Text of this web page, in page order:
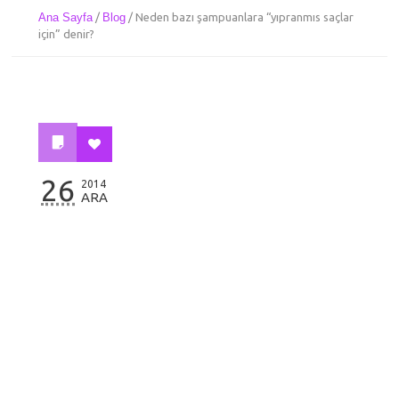
Ana Sayfa / Blog /Neden bazı şampuanlara “yıpranmıs saçlar
için” denir?
26 2014
ARA